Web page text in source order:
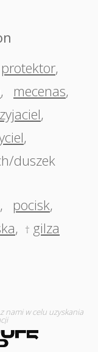
protektor,
, mecenas,
,
,
duszek
, pocisk,
, † gilza
nami w celu uzyskania